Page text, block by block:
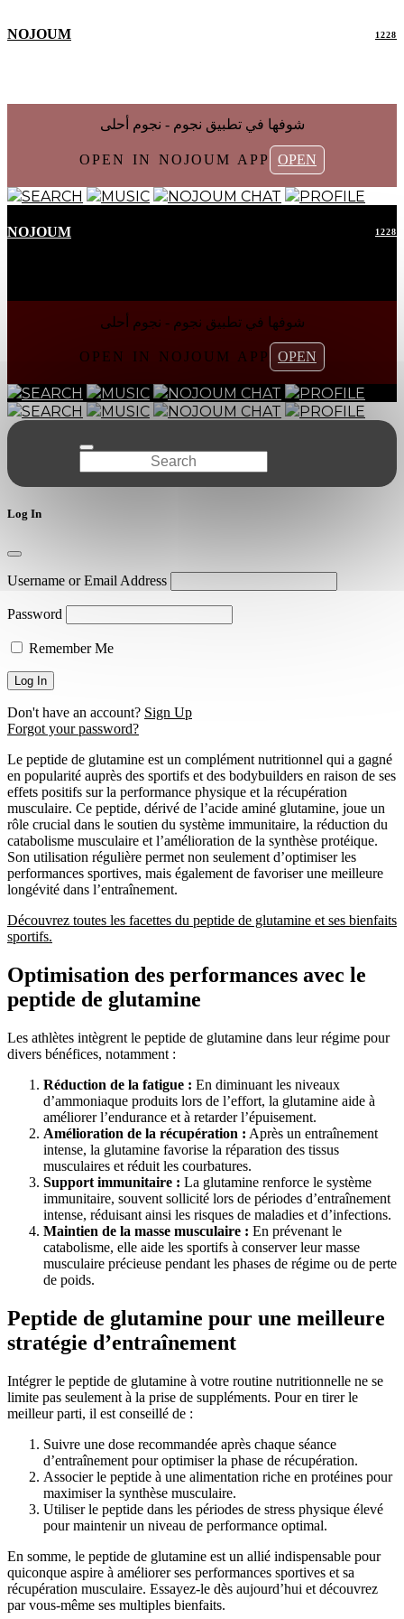
NOJOUM 1228
شوفها في تطبیق نجوم - نجوم أحلی
OPEN IN NOJOUM APP OPEN
SEARCH MUSIC NOJOUM CHAT PROFILE
NOJOUM 1228
شوفها في تطبیق نجوم - نجوم أحلی
OPEN IN NOJOUM APP OPEN
SEARCH MUSIC NOJOUM CHAT
PROFILE
SEARCH
MUSIC NOJOUM CHAT PROFILE
Log In
Username or Email Address
Password
Remember Me
Don't have an account? Sign Up
Forgot your password?
Le peptide de glutamine est un complément nutritionnel qui a gagné
en popularité auprès des sportifs et des bodybuilders en raison de ses
effets positifs sur la performance physique et la récupération
musculaire. Ce peptide, dérivé de l’acide aminé glutamine, joue un
rôle crucial dans le soutien du système immunitaire, la réduction du
catabolisme musculaire et l’amélioration de la synthèse protéique.
Son utilisation régulière permet non seulement d’optimiser les
performances sportives, mais également de favoriser une meilleure
longévité dans l’entraînement.
Découvrez toutes les facettes du peptide de glutamine et ses bienfaits
sportifs.
Optimisation des performances avec le
peptide de glutamine
Les athlètes intègrent le peptide de glutamine dans leur régime pour
divers bénéfices, notamment :
Réduction de la fatigue : En diminuant les niveaux
d’ammoniaque produits lors de l’effort, la glutamine aide à
améliorer l’endurance et à retarder l’épuisement.
Amélioration de la récupération : Après un entraînement
intense, la glutamine favorise la réparation des tissus
musculaires et réduit les courbatures.
Support immunitaire : La glutamine renforce le système
immunitaire, souvent sollicité lors de périodes d’entraînement
intense, réduisant ainsi les risques de maladies et d’infections.
Maintien de la masse musculaire : En prévenant le
catabolisme, elle aide les sportifs à conserver leur masse
musculaire précieuse pendant les phases de régime ou de perte
de poids.
Peptide de glutamine pour une meilleure
stratégie d’entraînement
Intégrer le peptide de glutamine à votre routine nutritionnelle ne se
limite pas seulement à la prise de suppléments. Pour en tirer le
meilleur parti, il est conseillé de :
Suivre une dose recommandée après chaque séance
d’entraînement pour optimiser la phase de récupération.
Associer le peptide à une alimentation riche en protéines pour
maximiser la synthèse musculaire.
Utiliser le peptide dans les périodes de stress physique élevé
pour maintenir un niveau de performance optimal.
En somme, le peptide de glutamine est un allié indispensable pour
quiconque aspire à améliorer ses performances sportives et sa
récupération musculaire. Essayez-le dès aujourd’hui et découvrez
par vous-même ses multiples bienfaits.